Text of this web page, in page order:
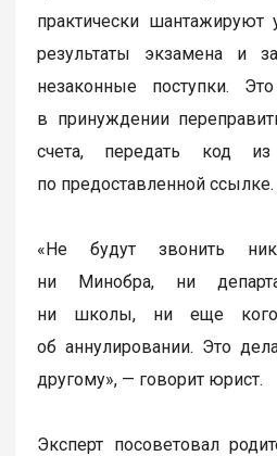
практически шантажируют
результаты экзамена и
незаконные поступки.
в принуждении
счета, передать код
по предоставленной ссылке.
«Не будут звонить
ни Минобра, ни
ни школы, ни еще
об аннулировании. Это
другому», — говорит юрист.
Эксперт посоветовал